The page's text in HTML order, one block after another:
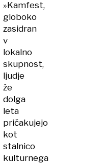
»Kamfest,
globoko
zasidran
v
lokalno
skupnost,
ljudje
že
dolga
leta
pričakujejo
kot
stalnico
kulturnega